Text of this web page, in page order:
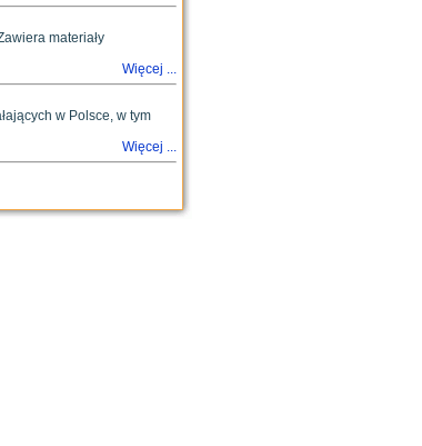
materiały
Więcej ...
w Polsce, w tym
Więcej ...